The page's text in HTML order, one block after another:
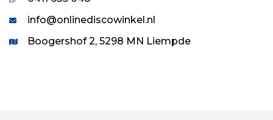
info@onlinediscowinkel.nl
Boogershof 2, 5298 MN Liempde